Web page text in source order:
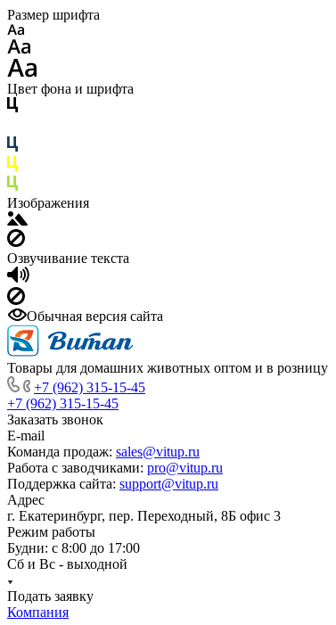
Размер шрифта
Цвет фона и шрифта
Изображения
Озвучивание текста
Обычная версия сайта
Товары для домашних животных оптом и в розницу
+7 (962) 315-15-45
+7 (962) 315-15-45
Заказать звонок
E-mail
Команда продаж: sales@vitup.ru
Работа с заводчиками: pro@vitup.ru
Поддержка сайта: support@vitup.ru
Адрес
г. Екатеринбург, пер. Переходный, 8Б офис 3
Режим работы
Будни: с 8:00 до 17:00
Сб и Вс - выходной
Подать заявку
Компания